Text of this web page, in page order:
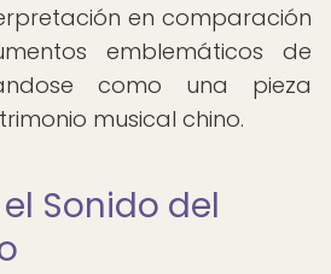
en comparación
emblemáticos de
como una pieza
musical chino.
Sonido del